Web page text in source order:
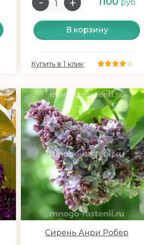
руб.
В корзину
Купить в 1 клик
Сирень Анри Робер